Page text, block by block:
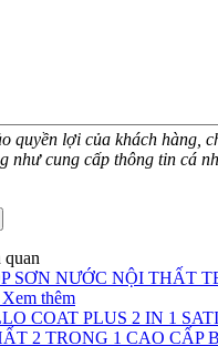
quyền lợi của khách hàng,
như cung cấp thông tin cá
quan
thêm